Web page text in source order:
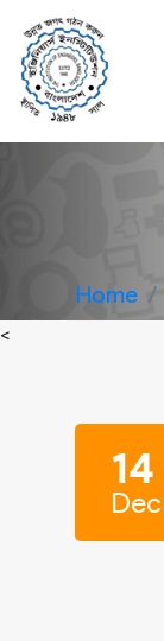
Home
<
14
Dec